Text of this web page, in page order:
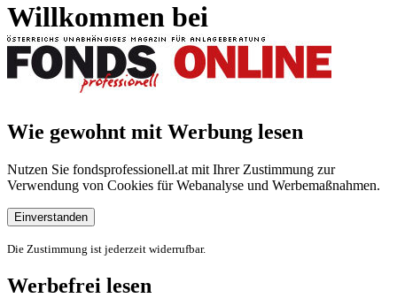
Willkommen bei
Wie gewohnt mit Werbung lesen
Nutzen Sie fondsprofessionell.at mit Ihrer Zustimmung zur
Verwendung von Cookies für Webanalyse und Werbemaßnahmen.
Einverstanden
Die Zustimmung ist jederzeit widerrufbar.
Werbefrei lesen